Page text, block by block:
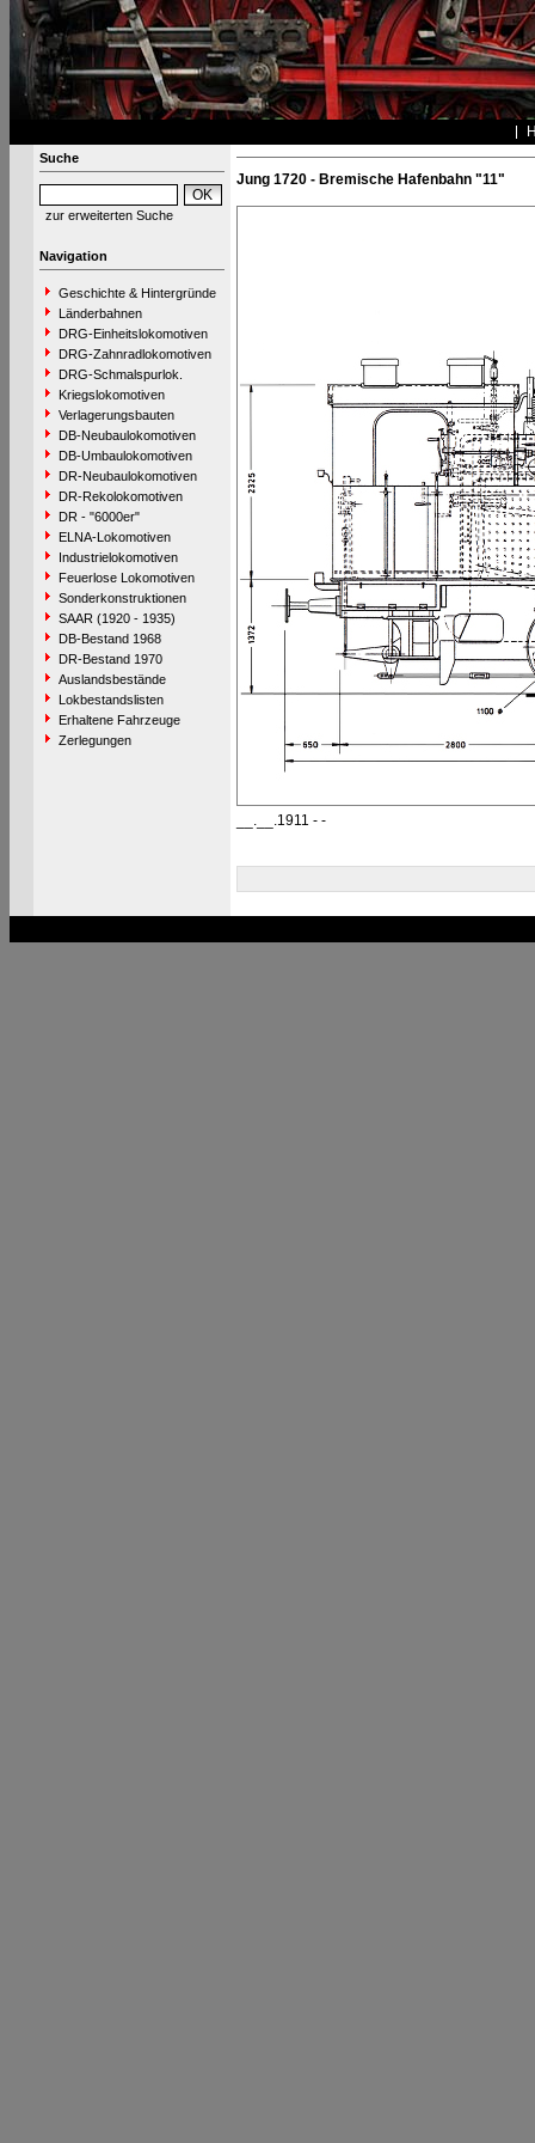
Suche
zur erweiterten Suche
Navigation
Geschichte & Hintergründe
Länderbahnen
DRG-Einheitslokomotiven
DRG-Zahnradlokomotiven
DRG-Schmalspurlok.
Kriegslokomotiven
Verlagerungsbauten
DB-Neubaulokomotiven
DB-Umbaulokomotiven
DR-Neubaulokomotiven
DR-Rekolokomotiven
DR - "6000er"
ELNA-Lokomotiven
Industrielokomotiven
Feuerlose Lokomotiven
Sonderkonstruktionen
SAAR (1920 - 1935)
DB-Bestand 1968
DR-Bestand 1970
Auslandsbestände
Lokbestandslisten
Erhaltene Fahrzeuge
Zerlegungen
Jung 1720 - Bremische Hafenbahn "11"
__.__.1911 - -